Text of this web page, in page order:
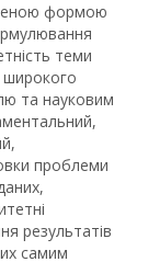
формою
теми
широкого
та науковим
проблеми
результатів
самим